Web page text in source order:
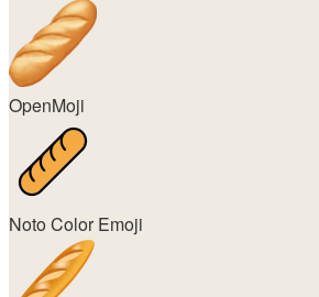
OpenMoji
Noto Color Emoji